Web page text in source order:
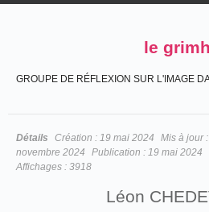
le grimh
GROUPE DE RÉFLEXION SUR L'IMAGE
Détails Création : 19 mai 2024 Mis à jour :
novembre 2024
Publication : 19 mai 2024
Affichages : 3918
Léon